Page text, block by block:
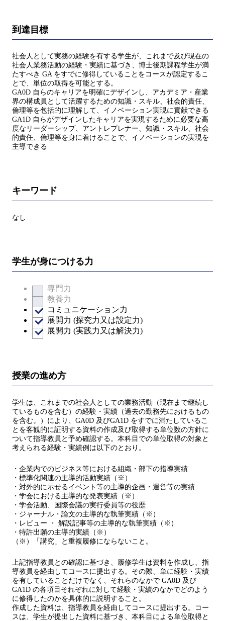
到達目標
社会人として実務の経験を有する学生が、これまで及び現在の
社会人業務活動の経験・実績に基づき、博士後期課程学生が満
たすべき GA をすでに修得していることをコースが認定するこ
とで、単位の取得を可能とする。
GA0D 自らのキャリアを明確にデザインし、アカデミア・産業
界の構成員として活躍するための知識・スキル、社会的責任、
倫理等を包括的に理解して、イノベーション実現に貢献できる
GA1D 自らがデザインしたキャリアを実現するために必要な高
度なリーダーシップ、アントレプレナー、知識・スキル、社会
的責任、倫理等を身に着けることで、イノベーションの実現を
主導できる
キーワード
なし
学生が身につける力
専門力
教養力
コミュニケーション力
展開力 (探究力又は設定力)
展開力 (実践力又は解決力)
授業の進め方
学生は、これまでの社会人としての業務活動（現在まで継続し
ているものを含む）の経験・実績（過去の勤務先におけるもの
を含む。）により、GA0D 及びGA1D をすでに満たしているこ
とを客観的に証明する資料の作成及び取得する単位数の方針に
ついて指導教員と予め確認する。本科目での単位取得の対象と
考えられる経験・実績例は以下のとおり。
・企業内でのビジネス等における組織・部下の指導実績
・標準化関連の主導的活動実績（※）
・対外的に示せるイベント等の主導的企画・運営等の実績
・学会における主導的な発表実績（※）
・学会活動、国際会議の実行委員等の役歴
・ジャーナル・論文の主導的な執筆実績（※）
・レビュー ・ 解説記事等の主導的な執筆実績（※）
・特許出願の主導的実績（※）
（※）「講究」と重複履修にならないこと。
上記指導教員との確認に基づき、履修学生は資料を作成し、指
導教員を経由してコースに提出する。その際、単に経験・実績
を有していることだけでなく、それらのなかで GA0D 及び
GA1D の各項目それぞれに対して経験・実績のなかでどのよう
に修得したのかを具体的に説明すること。
作成した資料は、指導教員を経由してコースに提出する。コー
スは、学生が提出した資料に基づき、本科目による単位取得と